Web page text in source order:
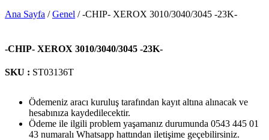
Ana Sayfa /Genel / -CHIP- XEROX 3010/3040/3045 -23K-
-CHIP- XEROX 3010/3040/3045 -23K-
SKU : ST03136T
Ödemeniz aracı kuruluş tarafından kayıt altına alınacak ve
hesabınıza kaydedilecektir.
Ödeme ile ilgili problem yaşamanız durumunda 0543 445 01
43 numaralı Whatsapp hattından iletişime geçebilirsiniz.